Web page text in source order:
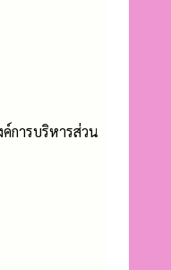
การบริหารส่วน